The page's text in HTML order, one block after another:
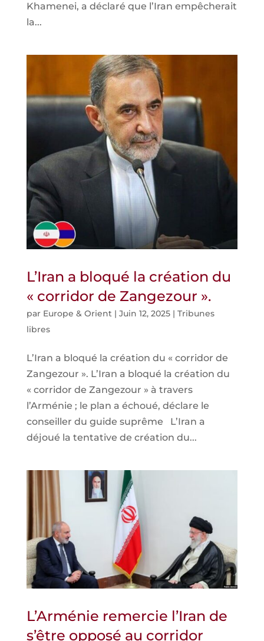
Khamenei, a déclaré que l’Iran empêcherait
la...
L’Iran a bloqué la création du
« corridor de Zangezour ».
par Europe & Orient| Juin 12, 2025| Tribunes
libres
L’Iran a bloqué la création du « corridor de
Zangezour ». L’Iran a bloqué la création du
« corridor de Zangezour » à travers
l’Arménie ; le plan a échoué, déclare le
conseiller du guide suprême L’Iran a
déjoué la tentative de création du...
L’Arménie remercie l’Iran de
s’être opposé au corridor